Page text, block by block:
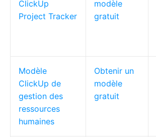
ClickUp
Project Tracker
modèle
gratuit
Modèle
ClickUp de
gestion des
ressources
humaines
Obtenir un
modèle
gratuit